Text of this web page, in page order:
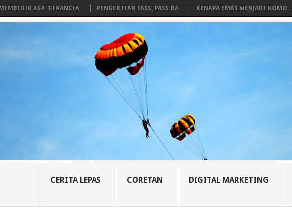
MEMBIDIK ASA “FINANCIA... PENGERTIAN IASS, PASS DA... KENAPA EMAS MENJADI KOMO...
CERITA LEPAS CORETAN DIGITAL MARKETING